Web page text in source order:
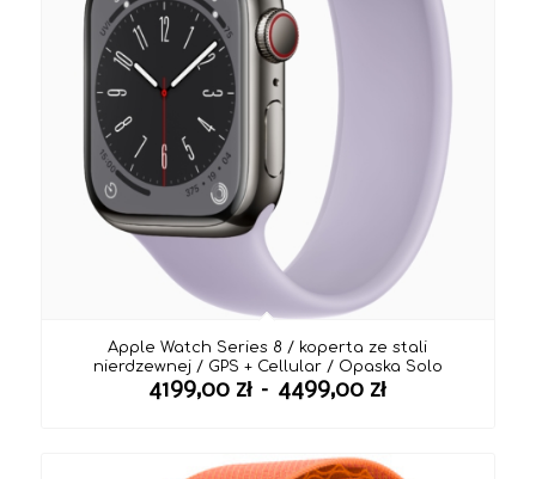
Apple Watch Series 8 / koperta ze stali
nierdzewnej / GPS + Cellular / Opaska Solo
4199,00 zł – 4499,00 złZakres